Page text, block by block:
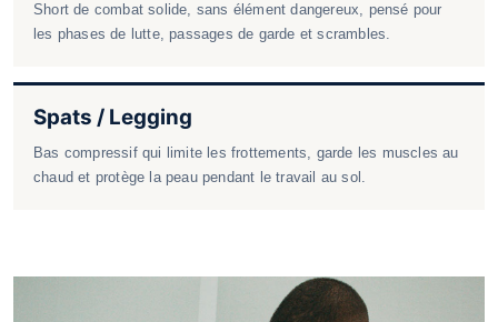
Short de combat solide, sans élément dangereux, pensé pour
les phases de lutte, passages de garde et scrambles.
Spats / Legging
Bas compressif qui limite les frottements, garde les muscles au
chaud et protège la peau pendant le travail au sol.